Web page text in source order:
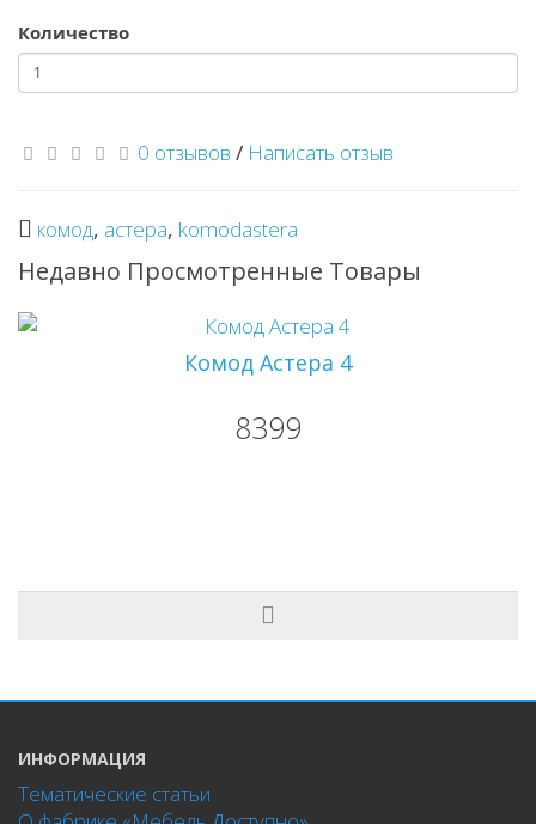
Количество
0 отзывов / Написать отзыв
комод, астера, komodastera
Недавно Просмотренные Товары
Комод Астера 4
8399
ИНФОРМАЦИЯ
Тематические статьи